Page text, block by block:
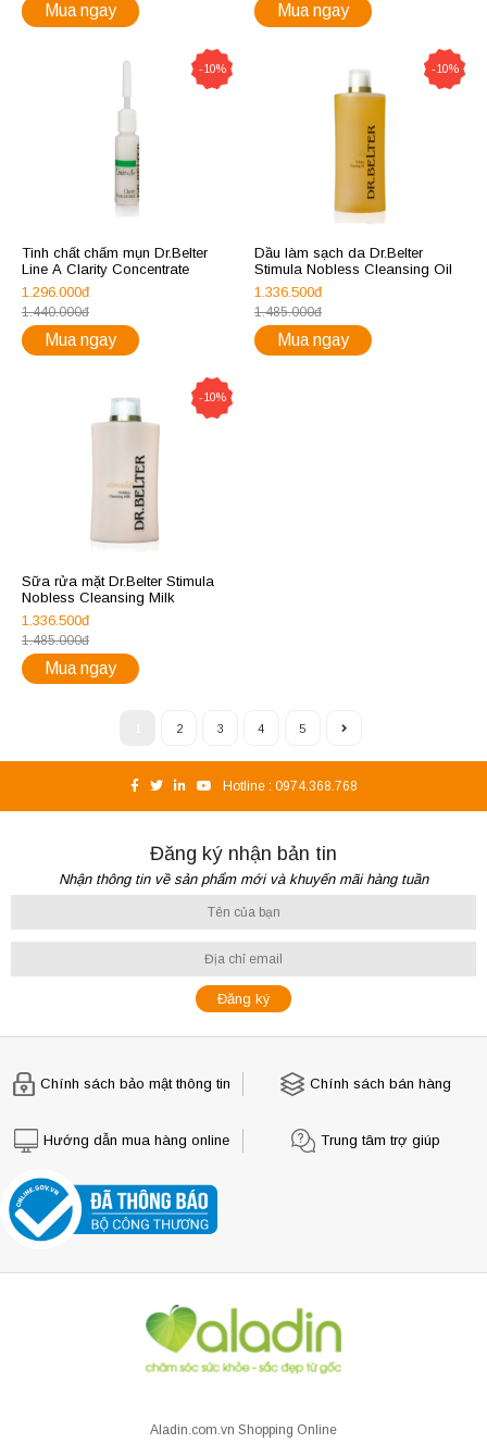
Mua ngay Mua ngay
-10%
Tinh chất chấm mụn Dr.Belter
Line A Clarity Concentrate
1.296.000đ
1.440.000đ
Mua ngay
-10%
Dầu làm sạch da Dr.Belter
Stimula Nobless Cleansing Oil
1.336.500đ
1.485.000đ
Mua ngay
-10%
Sữa rửa mặt Dr.Belter Stimula
Nobless Cleansing Milk
1.336.500đ
1.485.000đ
Mua ngay
2 3 4 5
Hotline : 0974.368.768
Đăng ký nhận bản tin
Nhận thông tin về sản phẩm mới và khuyến mãi hàng tuần
Chính sách bảo mật thông tin Chính sách bán hàng
Hướng dẫn mua hàng online Trung tâm trợ giúp
Aladin.com.vn Shopping Online